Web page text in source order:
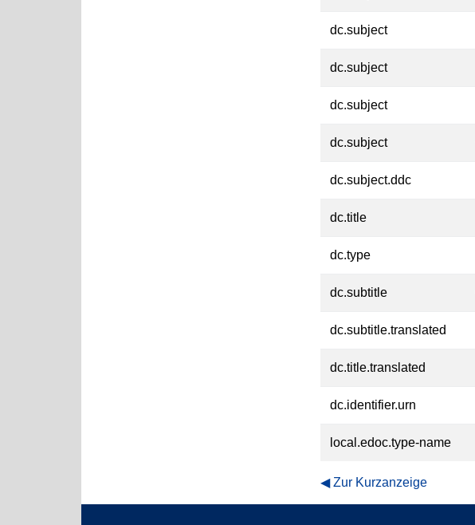
dc.subject
dc.subject
dc.subject
dc.subject
dc.subject.ddc
dc.title
dc.type
dc.subtitle
dc.subtitle.translated
dc.title.translated
dc.identifier.urn
local.edoc.type-name
Zur Kurzanzeige